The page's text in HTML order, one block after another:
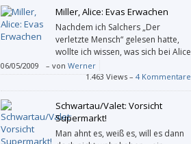
Miller, Alice: Evas Erwachen
Nachdem ich Salchers „Der
verletzte Mensch“ gelesen hatte,
wollte ich wissen, was sich bei Alice
Miller in den letzten Jahren so
getan hat. Besser gesagt: Vor ca. 25 Jahren waren
Millers erste drei Bücher wichtig für mich, ich las
das „Drama des begabten Kindes“ und sah mich
natürlich selbst als eines. Und jetzt war ich zwar
nicht erstaunt, dass Miller bei ihrem Thema
geblieben ist, sondern über dieses meiner
06/05/2009 – von Werner
1.463 Views – 4 Kommentare
Schwartau/Valet: Vorsicht
Supermarkt!
Man ahnt es, weiß es, will es dann